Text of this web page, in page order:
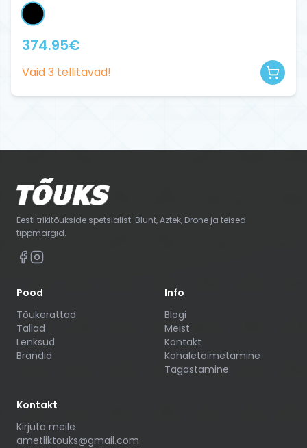
374.95€
Vaid3 tellitavad!
Eesti trikitõukside spetsialist. Blunt, Aztek, Drone ja teised
tippmargid.
Pood
Tõukerattad
Tallad
Lenksud
Brändid
Info
Blogi
Meist
Kontakt
Kohaletoimetamine
Tagastamine
Kontakt
Kirjuta meile
ametliktouks@gmail.com